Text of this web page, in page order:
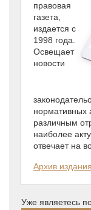
правовая
газета,
издается с
1998 года.
Освещает
новости
нормативных
различным
наиболее
отвечает на
Архив издания
Уже являетесь